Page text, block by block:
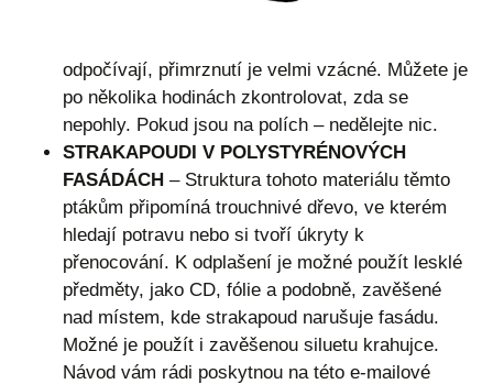
odpočívají, přimrznutí je velmi vzácné. Můžete je
po několika hodinách zkontrolovat, zda se
nepohly. Pokud jsou na polích – nedělejte nic.
STRAKAPOUDI V POLYSTYRÉNOVÝCH
FASÁDÁCH – Struktura tohoto materiálu těmto
ptákům připomíná trouchnivé dřevo, ve kterém
hledají potravu nebo si tvoří úkryty k
přenocování. K odplašení je možné použít lesklé
předměty, jako CD, fólie a podobně, zavěšené
nad místem, kde strakapoud narušuje fasádu.
Možné je použít i zavěšenou siluetu krahujce.
Návod vám rádi poskytnou na této e-mailové